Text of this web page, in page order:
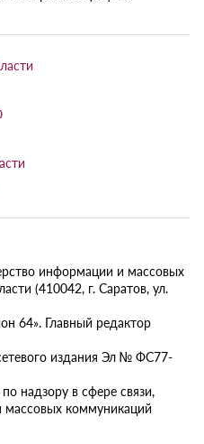
информации и массовых
(410042, г. Саратов, ул.
64». Главный редактор
издания Эл № ФС77-
надзору в сфере связи,
коммуникаций